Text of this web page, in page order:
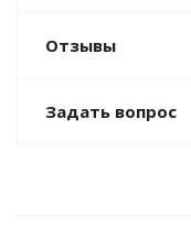
Отзывы
Задать вопрос